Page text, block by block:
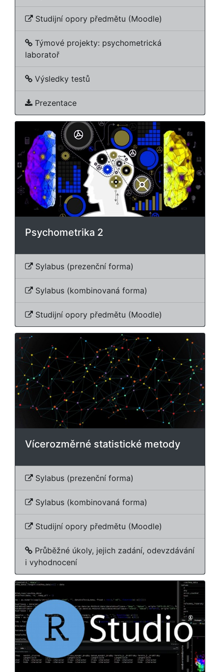
Studijní opory předmětu (Moodle)
Týmové projekty: psychometrická
laboratoř
Výsledky testů
Prezentace
Psychometrika 2
Sylabus (prezenční forma)
Sylabus (kombinovaná forma)
Studijní opory předmětu (Moodle)
Vícerozměrné statistické metody
Sylabus (prezenční forma)
Sylabus (kombinovaná forma)
Studijní opory předmětu (Moodle)
Průběžné úkoly, jejich zadání, odevzdávání
i vyhodnocení